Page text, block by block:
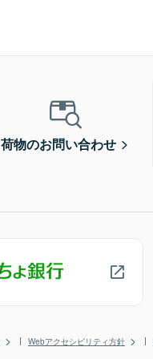
荷物のお問い合わせ
Webアクセシビリティ方針